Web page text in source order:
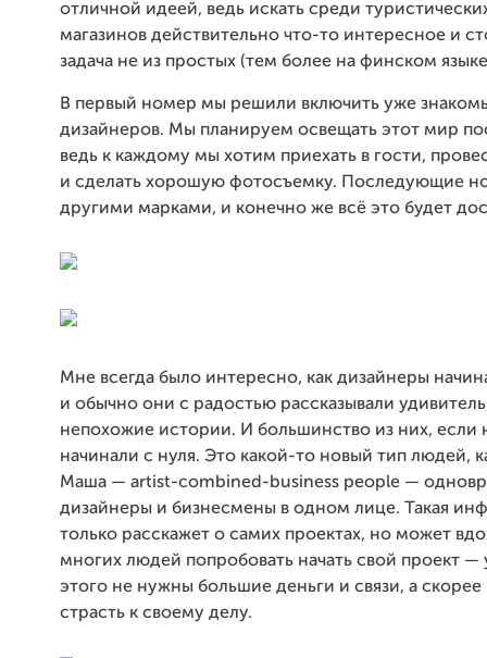
отличной идеей, ведь искать среди
магазинов действительно что-то интересное и
задача не из простых (тем более на финском
В первый номер мы решили включить уже
дизайнеров. Мы планируем освещать этот мир
ведь к каждому мы хотим приехать в гости,
и сделать хорошую фотосъемку. Последующие
другими марками, и конечно же всё это будет
Мне всегда было интересно, как дизайнеры
и обычно они с радостью рассказывали
непохожие истории. И большинство из них, если
начинали с нуля. Это какой-то новый тип людей,
Маша — artist-combined-business people —
дизайнеры и бизнесмены в одном лице. Такая
только расскажет о самих проектах, но может
многих людей попробовать начать свой проект —
этого не нужны большие деньги и связи, а скорее
страсть к своему делу.